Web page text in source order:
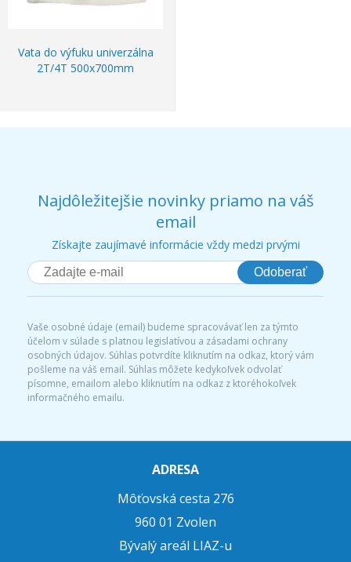
Vata do výfuku univerzálna
2T/4T 500x700mm
Najdôležitejšie novinky priamo na váš
email
Získajte zaujímavé informácie vždy medzi prvými
Odoberať
Vaše osobné údaje (email) budeme spracovávať len za týmto
účelom v súlade s platnou legislatívou a zásadami ochrany
osobných údajov. Súhlas potvrdíte kliknutím na odkaz, ktorý vám
pošleme na váš email. Súhlas môžete kedykoľvek odvolať
písomne, emailom alebo kliknutím na odkaz z ktoréhokoľvek
informačného emailu.
ADRESA
Môťovská cesta 276
960 01 Zvolen
Bývalý areál LIAZ-u